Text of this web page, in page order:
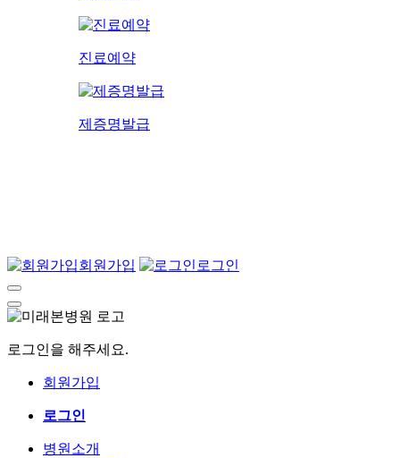
진료예약
제증명발급
회원가입 로그인
로그인을 해주세요.
회원가입
로그인
병원소개